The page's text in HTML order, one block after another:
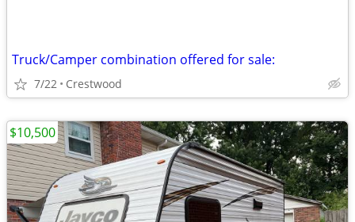
Truck/Camper combination offered for sale:
7/22 Crestwood
$10,500